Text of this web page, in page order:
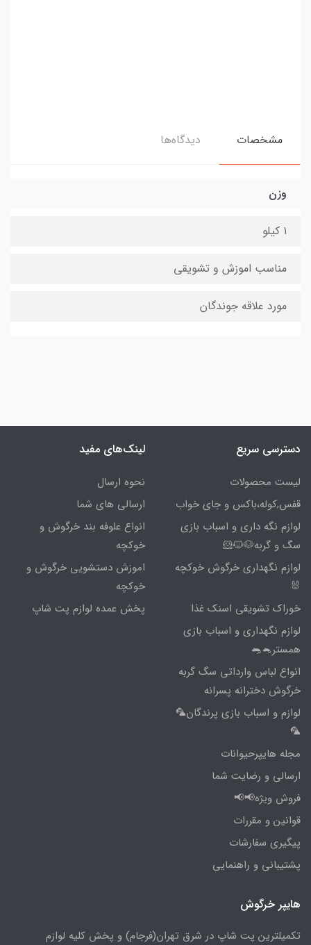
مشخصات دیدگاه‌ها
وزن
۱ کیلو
مناسب اموزش و تشویقی
مورد علاقه جوندگان
دسترسی سریع
لیست محصولات
قفس,کوله،باکس و جای خواب
لوازم نگه داری و اسباب بازی
سگ و گربه🐶🐱🐹
لوازم نگهداری خرگوش خوکچه
🐰
خوراک تشویقی اسنک غذا
لوازم نگهداری و اسباب بازی
همستر🐁🐀
انواع لباس وارداتی سگ گربه
خرگوش دخترانه پسرانه
لوازم و اسباب بازی پرندگان🦜
🦜
مجله هایپرحیوانات
ارسالی و رضایت شما
فروش ویژه📢📢
قوانین و مقررات
پیگیری سفارشات
پشتیبانی و راهنمایی
لینک‌های مفید
نحوه ارسال
ارسالی های شما
انواع علوفه بند خرگوش و
خوکچه
اموزش دستشویی خرگوش و
خوکچه
پخش عمده لوازم پت شاپ
هایپر خرگوش
تکمیلترین پت شاپ در شرق تهران(فرجام) و پخش کلیه لوازم